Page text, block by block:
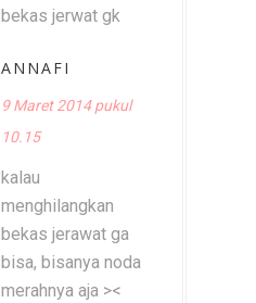
bekas jerwat gk
ANNAFI
9 Maret 2014 pukul
10.15
kalau
menghilangkan
bekas jerawat ga
bisa, bisanya noda
merahnya aja ><